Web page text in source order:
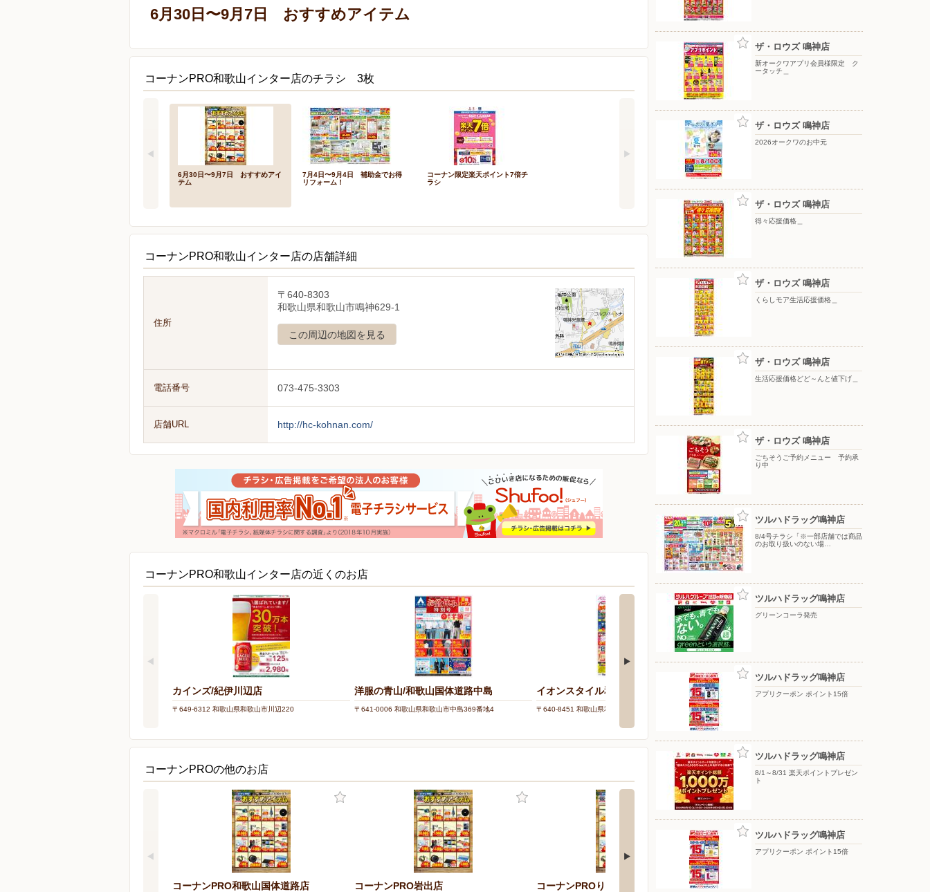
6月30日〜9月7日 おすすめアイテム
コーナンPRO和歌山インター店のチラシ 3枚
6月30日〜9月7日 おすすめアイ
テム
7月4日〜9月4日 補助金でお得
リフォーム！
コーナン限定楽天ポイント7倍チ
ラシ
コーナンPRO和歌山インター店の店舗詳細
住所
〒640-8303
和歌山県和歌山市鳴神629-1
この周辺の地図を見る
電話番号 073-475-3303
店舗URL http://hc-kohnan.com/
コーナンPRO和歌山インター店の近くのお店
カインズ/紀伊川辺店
〒649-6312 和歌山県和歌山市川辺220
洋服の青山/和歌山国体道路中島
〒641-0006 和歌山県和歌山市中島369番地4
イオンスタイル和歌山
〒640-8451 和歌山県和歌山市中字楠谷573
ツルハドラッグ太田店
〒640-8323 和歌山県和歌山市太田１３３－１
コーナンPROの他のお店
コーナンPRO和歌山国体道路店 コーナンPRO岩出店 コーナンPROりんくう羽倉崎店 コーナンPRO貝塚東山店
ザ・ロウズ 鳴神店
新オークワアプリ会員様限定 ク
ータッチ＿
ザ・ロウズ 鳴神店
2026オークワのお中元
ザ・ロウズ 鳴神店
得々応援価格＿
ザ・ロウズ 鳴神店
くらしモア生活応援価格＿
ザ・ロウズ 鳴神店
生活応援価格どど～んと値下げ＿
ザ・ロウズ 鳴神店
ごちそうご予約メニュー 予約承
り中
ツルハドラッグ鳴神店
8/4号チラシ「※一部店舗では商品
のお取り扱いのない場…
ツルハドラッグ鳴神店
グリーンコーラ発売
ツルハドラッグ鳴神店
アプリクーポン ポイント15倍
ツルハドラッグ鳴神店
8/1～8/31 楽天ポイントプレゼン
ト
ツルハドラッグ鳴神店
アプリクーポン ポイント15倍